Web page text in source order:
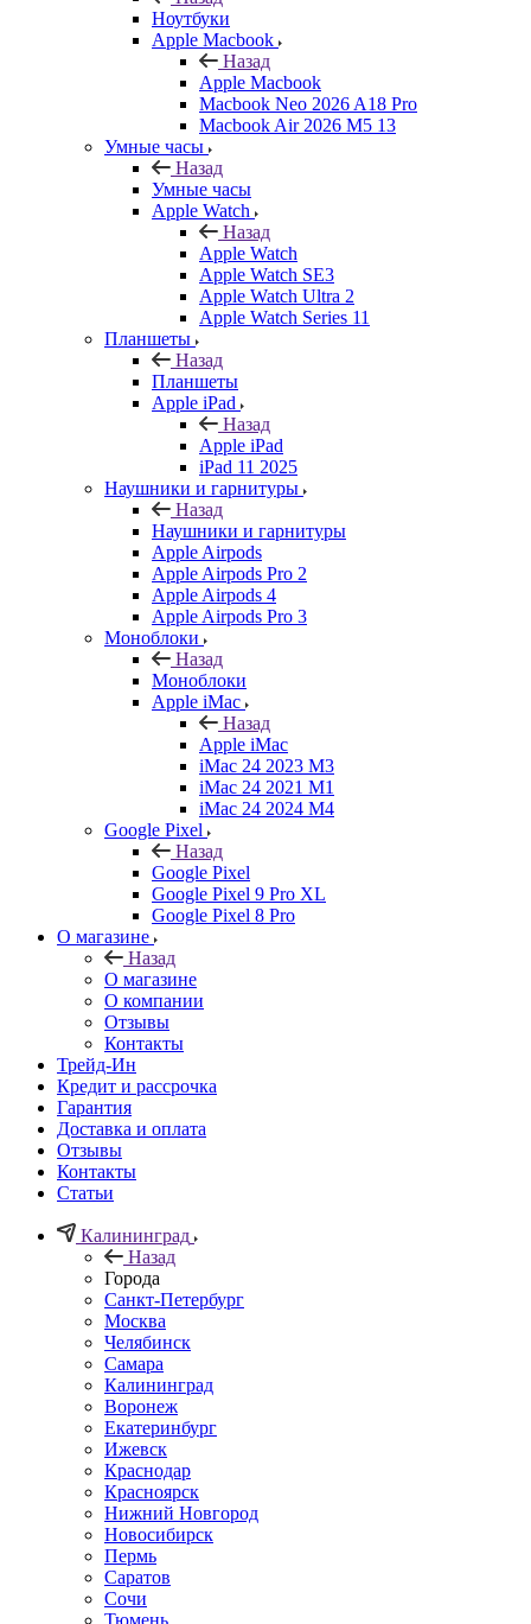
Ноутбуки
Apple Macbook
Назад
Apple Macbook
Macbook Neo 2026 A18 Pro
Macbook Air 2026 M5 13
Умные часы
Назад
Умные часы
Apple Watch
Назад
Apple Watch
Apple Watch SE3
Apple Watch Ultra 2
Apple Watch Series 11
Планшеты
Назад
Планшеты
Apple iPad
Назад
Apple iPad
iPad 11 2025
Наушники и гарнитуры
Назад
Наушники и гарнитуры
Apple Airpods
Apple Airpods Pro 2
Apple Airpods 4
Apple Airpods Pro 3
Моноблоки
Назад
Моноблоки
Apple iMac
Назад
Apple iMac
iMac 24 2023 M3
iMac 24 2021 M1
iMac 24 2024 M4
Google Pixel
Назад
Google Pixel
Google Pixel 9 Pro XL
Google Pixel 8 Pro
О магазине
Назад
О магазине
О компании
Отзывы
Контакты
Трейд-Ин
Кредит и рассрочка
Гарантия
Доставка и оплата
Отзывы
Контакты
Статьи
Калининград
Назад
Города
Санкт-Петербург
Москва
Челябинск
Самара
Калининград
Воронеж
Екатеринбург
Ижевск
Краснодар
Красноярск
Нижний Новгород
Новосибирск
Пермь
Саратов
Сочи
Тюмень